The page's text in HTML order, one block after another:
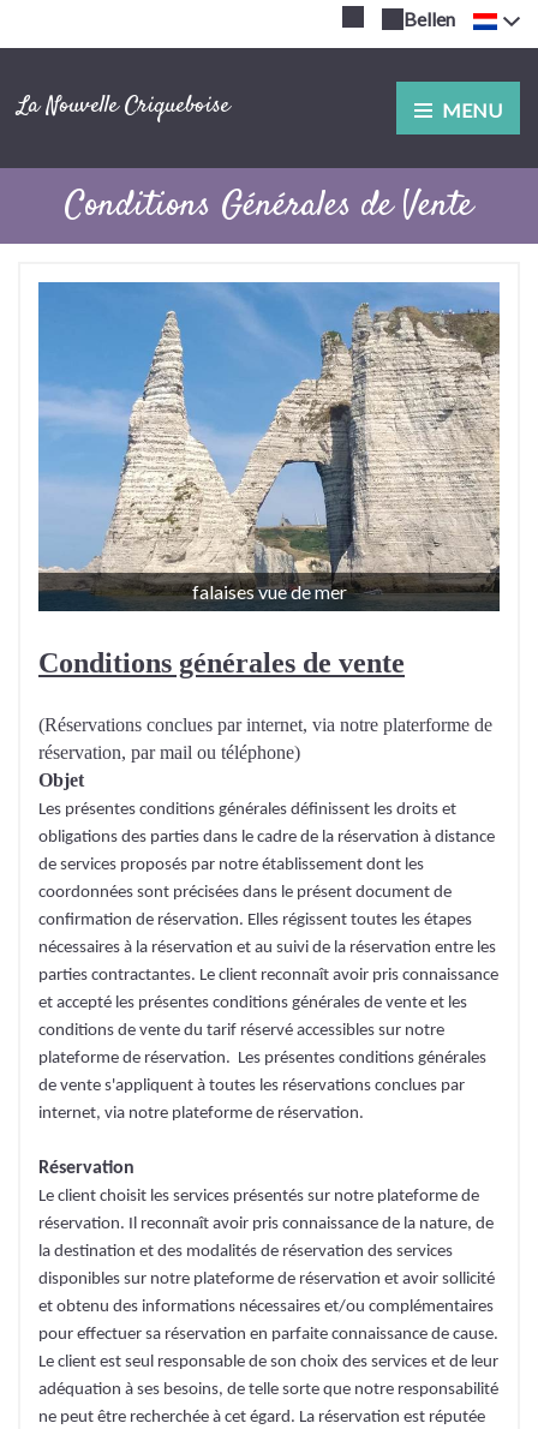
Bellen
La Nouvelle Criqueboise MENU
Conditions Générales de Vente
falaises vue de mer
Conditions générales de vente
(Réservations conclues par internet, via notre platerforme de
réservation, par mail ou téléphone)
Objet
Les présentes conditions générales définissent les droits et
obligations des parties dans le cadre de la réservation à distance
de services proposés par notre établissement dont les
coordonnées sont précisées dans le présent document de
confirmation de réservation. Elles régissent toutes les étapes
nécessaires à la réservation et au suivi de la réservation entre les
parties contractantes. Le client reconnaît avoir pris connaissance
et accepté les présentes conditions générales de vente et les
conditions de vente du tarif réservé accessibles sur notre
plateforme de réservation. Les présentes conditions générales
de vente s'appliquent à toutes les réservations conclues par
internet, via notre plateforme de réservation.
Réservation
Le client choisit les services présentés sur notre plateforme de
réservation. Il reconnaît avoir pris connaissance de la nature, de
la destination et des modalités de réservation des services
disponibles sur notre plateforme de réservation et avoir sollicité
et obtenu des informations nécessaires et/ou complémentaires
pour effectuer sa réservation en parfaite connaissance de cause.
Le client est seul responsable de son choix des services et de leur
adéquation à ses besoins, de telle sorte que notre responsabilité
ne peut être recherchée à cet égard. La réservation est réputée